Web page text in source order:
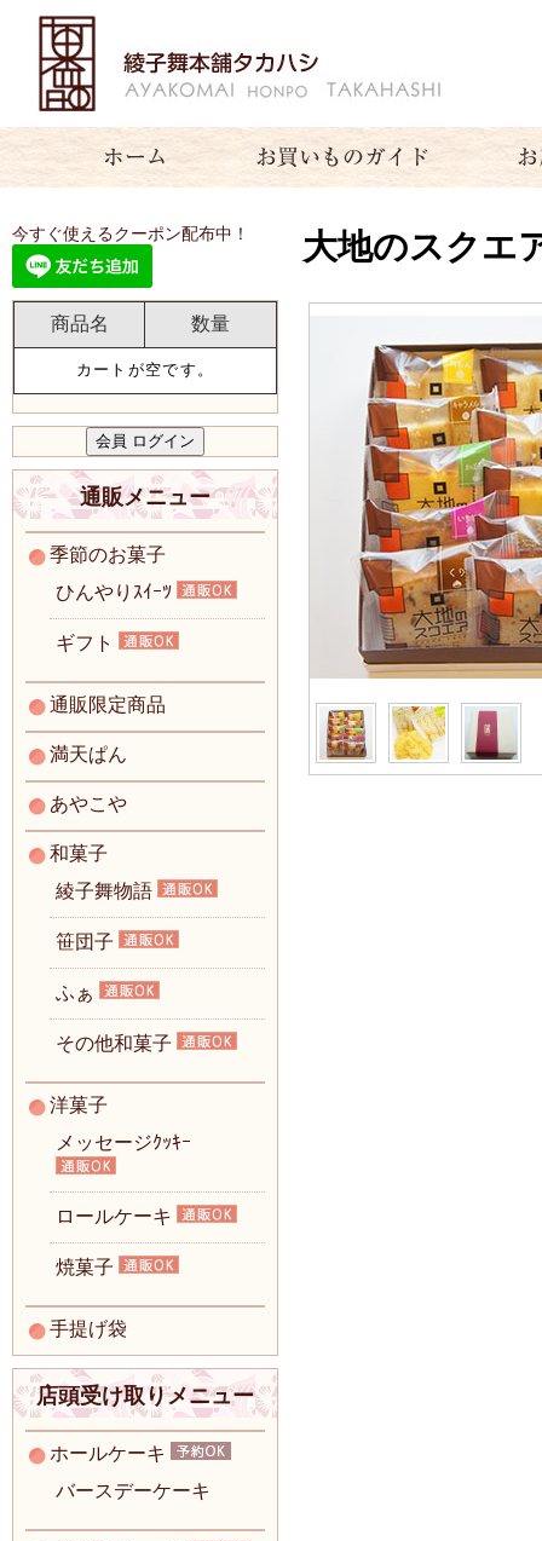
今すぐ使えるクーポン配布中！
商品名 数量
カートが空です。
通販メニュー
季節のお菓子
ひんやりｽｲｰﾂ
ギフト
通販限定商品
満天ぱん
あやこや
和菓子
綾子舞物語
笹団子
ふぁ
その他和菓子
洋菓子
メッセージｸｯｷｰ
ロールケーキ
焼菓子
手提げ袋
店頭受け取りメニュー
ホールケーキ
バースデーケーキ
大地のスクエ